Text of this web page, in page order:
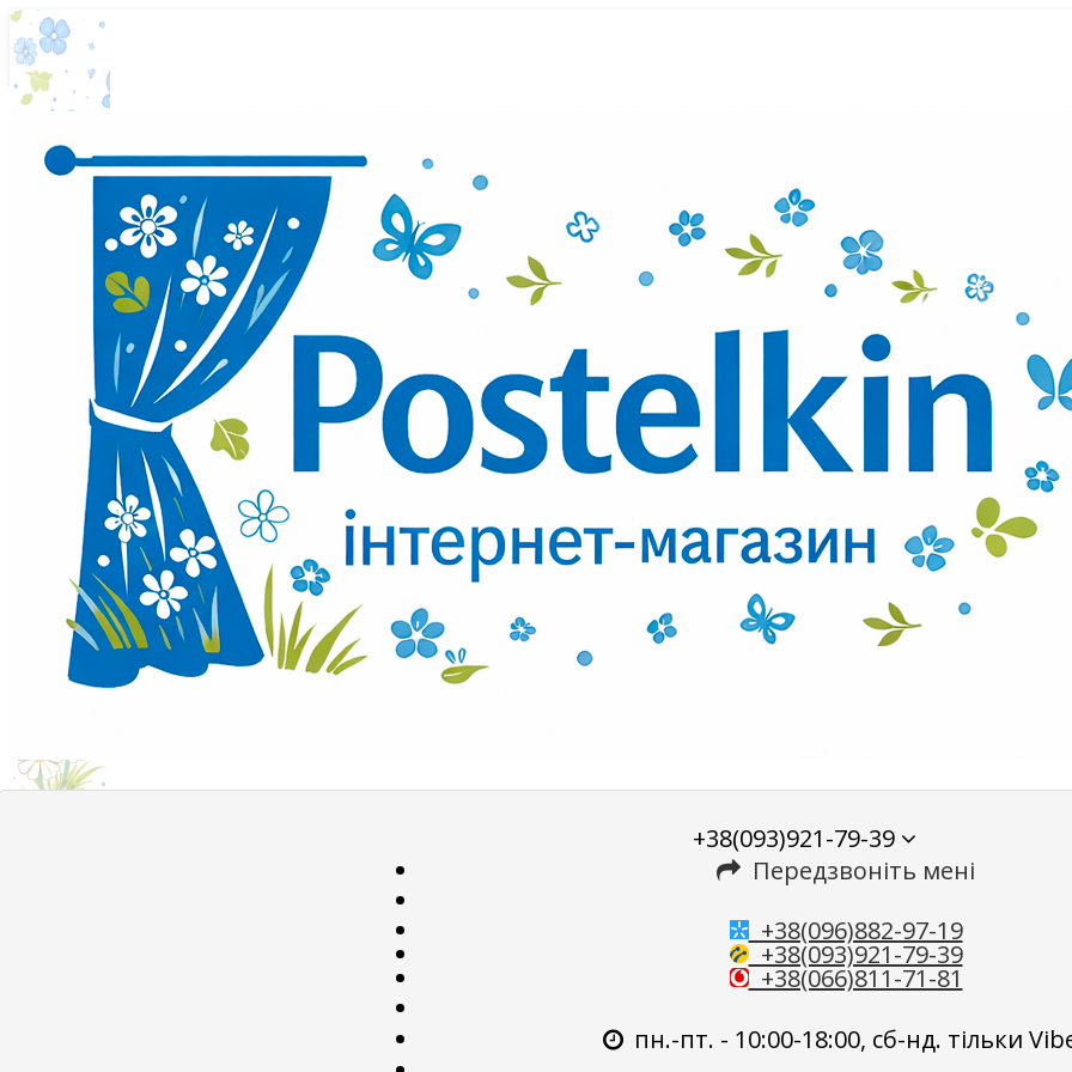
+38(093)921-79-39
Передзвоніть мені
+38(096)882-97-19
+38(093)921-79-39
+38(066)811-71-81
пн.-пт. - 10:00-18:00, сб-нд. тільки